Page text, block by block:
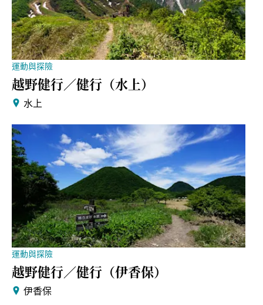
運動與探險
越野健行／健行（水上）
水上
運動與探險
越野健行／健行（伊香保）
伊香保